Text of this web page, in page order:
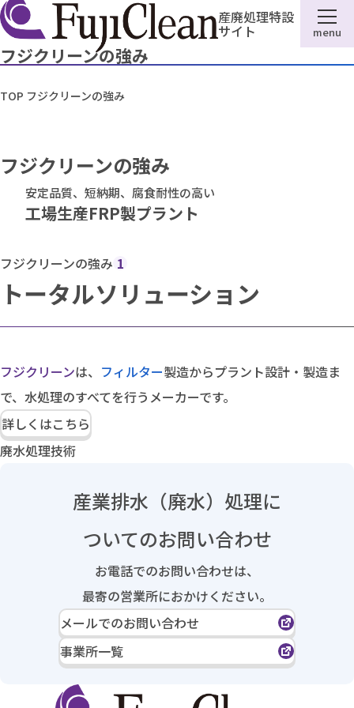
産廃処理特設
サイト menu
フジクリーンの強み
TOP フジクリーンの強み
フジクリーンの強み
安定品質、短納期、腐食耐性の高い
工場生産FRP製プラント
フジクリーンの強み 1
トータルソリューション
フジクリーンは、 フィルター製造からプラント設計・製造ま
で、水処理のすべてを行うメーカーです。
詳しくはこちら
廃水処理技術
産業排水（廃水）処理に
ついてのお問い合わせ
お電話でのお問い合わせは、
最寄の営業所におかけください。
メールでのお問い合わせ
事業所一覧